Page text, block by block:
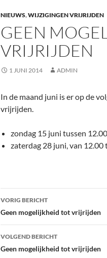
NIEUWS,WIJZIGINGEN VRIJRIJDEN
GEEN
VRIJRIJDEN
1 JUNI 2014 ADMIN
In de maand juni is er op de
vrijrijden.
zondag 15 juni tussen
zaterdag 28 juni, van
Bericht
navigatie
VORIG BERICHT
Geen mogelijkheid tot vrijrijden
VOLGEND BERICHT
Geen mogelijkheid tot vrijrijden